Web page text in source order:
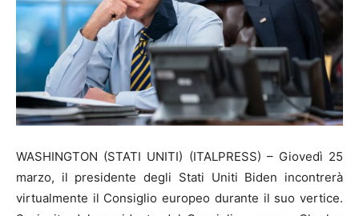
WASHINGTON (STATI UNITI) (ITALPRESS) – Giovedì 25
marzo, il presidente degli Stati Uniti Biden incontrerà
virtualmente il Consiglio europeo durante il suo vertice.